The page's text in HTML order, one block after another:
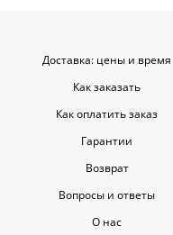
Доставка: цены и время
Как заказать
Как оплатить заказ
Гарантии
Возврат
Вопросы и ответы
О нас